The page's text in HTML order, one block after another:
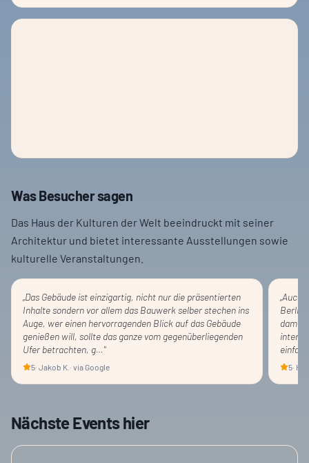
Was Besucher sagen
Das Haus der Kulturen der Welt beeindruckt mit seiner
Architektur und bietet interessante Ausstellungen sowie
kulturelle Veranstaltungen.
„Das Gebäude ist einzigartig, nicht nur die präsentierten
Inhalte sondern vor allem das Bauwerk selber stechen ins
Auge, wer einen hervorragenden Blick auf das Gebäude
genießen will, sollte das ganze vom gegenüberliegenden
Ufer betrachten, g…"
5· Jakob K. · via Google
„Auch
5·
Nächste Events hier